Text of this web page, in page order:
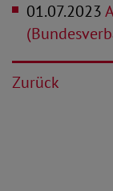
01.07.2023
Zurück